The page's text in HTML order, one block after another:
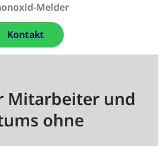
Melder
Kontakt
Mitarbeiter und
ohne